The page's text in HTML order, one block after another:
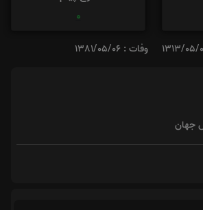
0
وفات : 1381/05/06
جهان